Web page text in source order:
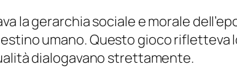
la gerarchia sociale e morale
umano. Questo gioco rifletteva
dialogavano strettamente.